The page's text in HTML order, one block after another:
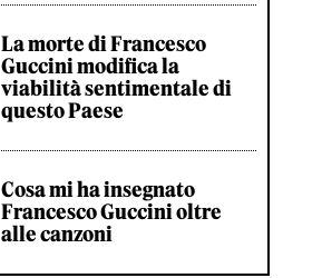
La morte di Francesco
Guccini modifica la
viabilità sentimentale di
questo Paese
Cosa mi ha insegnato
Francesco Guccini oltre
alle canzoni